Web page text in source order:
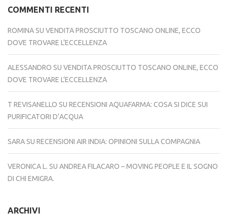
COMMENTI RECENTI
ROMINA SU VENDITA PROSCIUTTO TOSCANO ONLINE, ECCO
DOVE TROVARE L’ECCELLENZA
ALESSANDRO SU VENDITA PROSCIUTTO TOSCANO ONLINE, ECCO
DOVE TROVARE L’ECCELLENZA
T REVISANELLO SU RECENSIONI AQUAFARMA: COSA SI DICE SUI
PURIFICATORI D’ACQUA
SARA SU RECENSIONI AIR INDIA: OPINIONI SULLA COMPAGNIA
VERONICA L. SU ANDREA FILACARO – MOVING PEOPLE E IL SOGNO
DI CHI EMIGRA.
ARCHIVI